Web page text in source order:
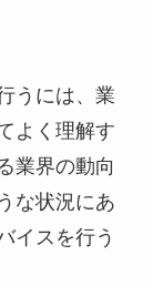
うには、業
よく理解す
業界の動向
な状況にあ
イスを行う